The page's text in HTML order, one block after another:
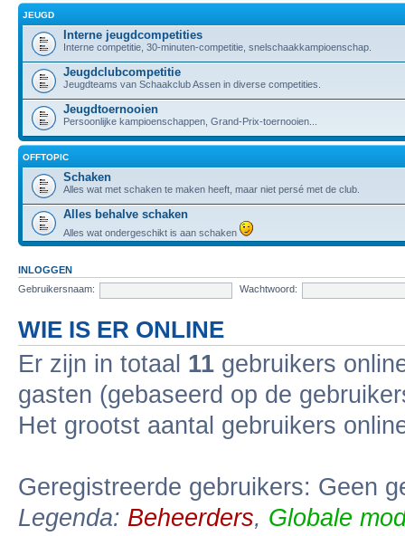
JEUGD
Interne jeugdcompetities
Interne competitie, 30-minuten-competitie, snelschaakkampioenschap.
Jeugdclubcompetitie
Jeugdteams van Schaakclub Assen in diverse competities.
Jeugdtoernooien
Persoonlijke kampioenschappen, Grand-Prix-toernooien...
OFFTOPIC
Schaken
Alles wat met schaken te maken heeft, maar niet persé met de club.
Alles behalve schaken
Alles wat ondergeschikt is aan schaken
INLOGGEN
Gebruikersnaam:
Wachtwoord:
WIE IS ER ONLINE
Er zijn in totaal 11 gebruikers
gasten (gebaseerd op de
Het grootst aantal gebruikers
Geregistreerde gebruikers: Geen
Legenda: Beheerders, Globale